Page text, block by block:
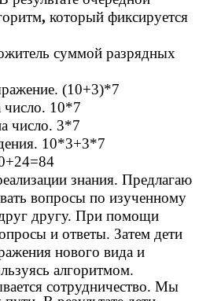
, который фиксируется
суммой разрядных
(10+3)*7
число. 10*7
число. 3*7
10*3+3*7
знания. Предлагаю
вопросы по изученному
другу. При помощи
и ответы. Затем дети
нового вида и
алгоритмом.
сотрудничество. Мы